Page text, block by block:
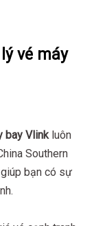
vé máy
bay Vlink luôn
Southern
bạn có sự